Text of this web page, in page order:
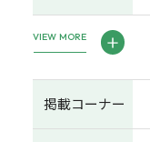
VIEW MORE
掲載コーナー